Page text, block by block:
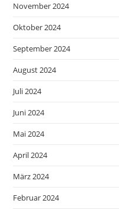
November 2024
Oktober 2024
September 2024
August 2024
Juli 2024
Juni 2024
Mai 2024
April 2024
März 2024
Februar 2024